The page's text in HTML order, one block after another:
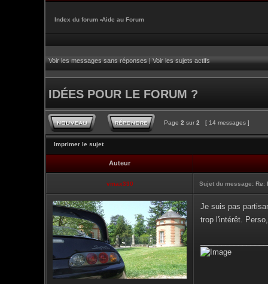
Index du forum ‹Aide au Forum
Voir les messages sans réponses|Voir les sujets actifs
IDÉES POUR LE FORUM ?
Page 2 sur 2 [ 14 messages ]
Imprimer le sujet
Auteur
vmax330 Sujet du message: Re:
Je suis pas
trop l'intérêt.